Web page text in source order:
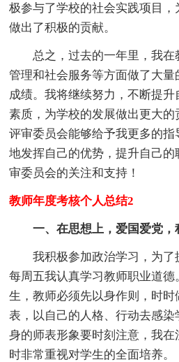
极参与了学校的社会实践项目
做出了积极的贡献。
总之，过去的一年里，我在
管理和社会服务等方面做了大
成绩。我将继续努力，不断提
素质，为学校的发展做出更大
评审委员会能够给予我更多的
地发挥自己的优势，提升自己
审委员会的关注和支持！
教师年度考核个人总结2
一、在思想上，爱国爱党，
我积极参加政治学习，为了
每周五我认真学习教师职业道
生，教师必须先以身作则，时
表，以自己的人格、行动去感
身的师表形象要时刻注意，我在
时非常重视对学生的全面培养。